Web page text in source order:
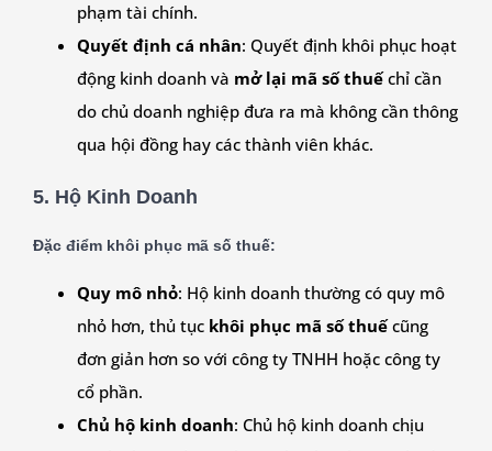
phạm tài chính.
Quyết định cá nhân: Quyết định khôi phục hoạt
động kinh doanh và mở lại mã số thuếchỉ cần
do chủ doanh nghiệp đưa ra mà không cần thông
qua hội đồng hay các thành viên khác.
5. Hộ Kinh Doanh
Đặc điểm khôi phục mã số thuế:
Quy mô nhỏ: Hộ kinh doanh thường có quy mô
nhỏ hơn, thủ tục khôi phục mã số thuếcũng
đơn giản hơn so với công ty TNHH hoặc công ty
cổ phần.
Chủ hộ kinh doanh: Chủ hộ kinh doanh chịu